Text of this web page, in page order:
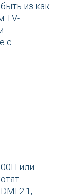
из как
TV-
с
или
2.1,